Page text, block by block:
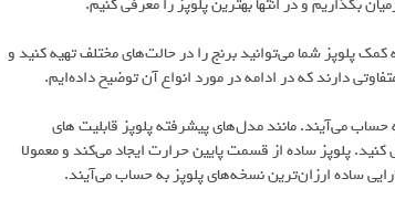
بگذاریم و در انتها بهترین پلوپز را معرفی کنیم.
پلوپز شما می‌توانید برنج را در حالت‌های مختلف تهیه کنید و
دارند که در ادامه در مورد انواع آن توضیح داده‌ایم.
حساب می‌آیند. مانند مدل‌های پیشرفته پلوپز قابلیت های
پلوپز ساده از قسمت پایین حرارت ایجاد می‌کند و معمولا
ساده ارزان‌ترین نسخه‌های پلوپز به حساب می‌آیند.